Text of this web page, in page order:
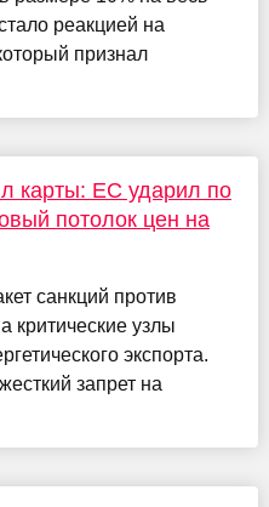
реакцией на
признал
карты: ЕС ударил по
потолок цен на
санкций против
критические узлы
экспорта.
запрет на